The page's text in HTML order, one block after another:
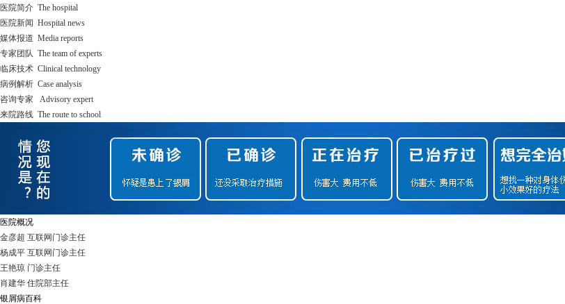
医院简介 The hospital
医院新闻 Hospital news
媒体报道 Media reports
专家团队 The team of experts
临床技术 Clinical technology
病例解析 Case analysis
咨询专家 Advisory expert
来院路线 The route to school
医院概况
金彦超 互联网门诊主任
杨成平 互联网门诊主任
王艳琼 门诊主任
肖建华 住院部主任
银屑病百科